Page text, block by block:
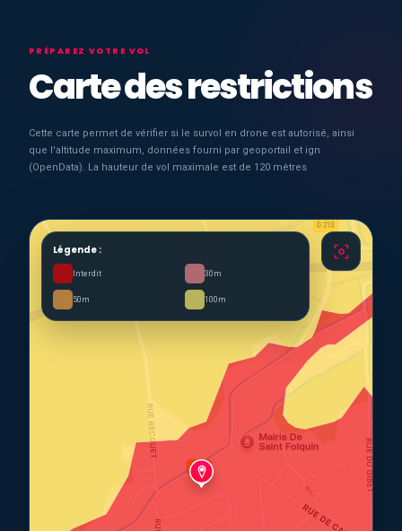
PRÉPAREZ VOTRE VOL
Carte des restrictions
Cette carte permet de vérifier si le survol en drone est autorisé, ainsi
que l'altitude maximum, données fourni par geoportail et ign
(OpenData). La hauteur de vol maximale est de 120 mètres
Légende :
Interdit 30m
50m 100m